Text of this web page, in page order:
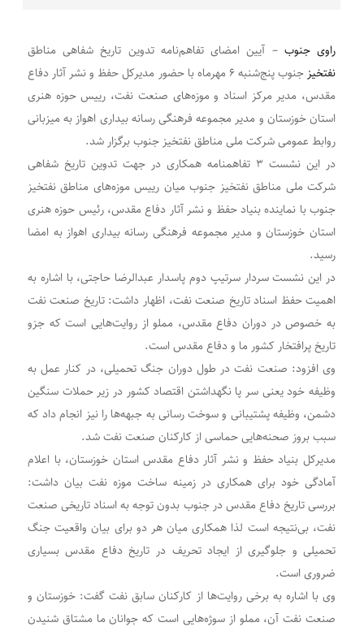
راوی جنوب – آیین امضای تفاهم‌نامه تدوین تاریخ شفاهی مناطق
نفتخیز
جنوب پنج‌شنبه ۶ مهرماه با حضور مدیرکل حفظ و نشر آثار دفاع
مقدس، مدیر مرکز اسناد و موزه‌های صنعت نفت، رییس حوزه هنری
استان خوزستان و مدیر مجموعه فرهنگی رسانه بیداری اهواز به میزبانی
روابط عمومی شرکت ملی مناطق نفتخیز جنوب برگزار شد.
در این نشست ۳ تفاهمنامه همکاری در جهت تدوین تاریخ شفاهی
شرکت ملی مناطق نفتخیز جنوب میان رییس موزه‌های مناطق نفتخیز
جنوب با نماینده بنیاد حفظ و نشر آثار دفاع مقدس، رئیس حوزه هنری
استان خوزستان و مدیر مجموعه فرهنگی رسانه بیداری اهواز به امضا
رسید.
در این نشست سردار سرتیپ دوم پاسدار عبدالرضا حاجتی، با اشاره به
اهمیت حفظ اسناد تاریخ صنعت نفت، اظهار داشت: تاریخ صنعت نفت
به خصوص در دوران دفاع مقدس، مملو از روایت‌هایی است که جزو
تاریخ پرافتخار کشور ما و دفاع مقدس است.
وی افزود: صنعت نفت در طول دوران جنگ تحمیلی، در کنار عمل به
وظیفه خود یعنی سر پا نگهداشتن اقتصاد کشور در زیر حملات سنگین
دشمن، وظیفه پشتیبانی و سوخت رسانی به جبهه‌ها را نیز انجام داد که
سبب بروز صحنه‌هایی حماسی از کارکنان صنعت نفت شد.
مدیرکل بنیاد حفظ و نشر آثار دفاع مقدس استان خوزستان، با اعلام
آمادگی خود برای همکاری در زمینه ساخت موزه نفت بیان داشت:
بررسی تاریخ دفاع مقدس در جنوب بدون توجه به اسناد تاریخی صنعت
نفت، بی‌نتیجه است لذا همکاری میان هر دو برای بیان واقعیت جنگ
تحمیلی و جلوگیری از ایجاد تحریف در تاریخ دفاع مقدس بسیاری
ضروری است.
وی با اشاره به برخی روایت‌ها از کارکنان سابق نفت گفت: خوزستان و
صنعت نفت آن، مملو از سوژه‌هایی است که جوانان ما مشتاق شنیدن